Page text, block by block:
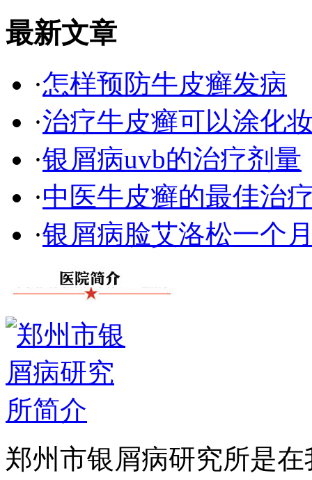
最新文章
·怎样预防牛皮癣发病
·治疗牛皮癣可以涂化
·银屑病uvb的治疗剂量
·中医牛皮癣的最佳治
·银屑病脸艾洛松一个
郑州市银屑病研究所是